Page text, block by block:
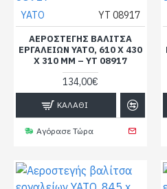
YATO YT 08917
ΑΕΡΟΣΤΕΓΉΣ ΒΑΛΊΤΣΑ
ΕΡΓΑΛΕΊΩΝ YATO, 610 X 430
X 310 MM – YT 08917
134,00€
ΚΑΛΆΘΙ
Αγόρασε Τώρα